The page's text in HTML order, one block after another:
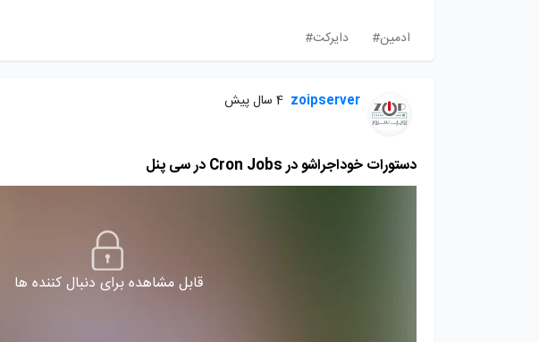
ادمین#
دایرکت#
zoipserver 4 سال پیش
دستورات خوداجراشو در Cron Jobs در سی پنل
قابل مشاهده برای دنبال کننده ها